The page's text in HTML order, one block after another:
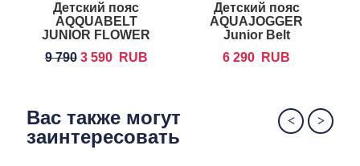
Детский пояс
AQQUABELT
JUNIOR FLOWER
9 790 3 590 RUB
Детский пояс
AQUAJOGGER
Junior Belt
6 290
RUB
Вас также могут
заинтересовать